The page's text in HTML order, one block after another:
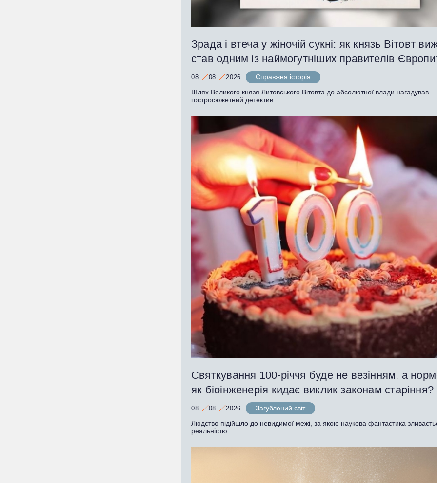
Зрада і втеча у жіночій сукні: як князь Вітовт
став одним із наймогутніших правителів
08 08 2026
Справжня історія
Шлях Великого князя Литовського Вітовта до абсолютної влади нагадував
гостросюжетний детектив.
Святкування 100-річчя буде не везінням, а
як біоінженерія кидає виклик законам старіння?
08 08 2026
Загублений світ
Людство підійшло до невидимої межі, за якою наукова фантастика
реальністю.